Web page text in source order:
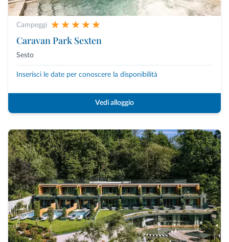
Campeggi
Caravan Park Sexten
Sesto
Inserisci le date per conoscere la disponibilità
Vedi alloggio